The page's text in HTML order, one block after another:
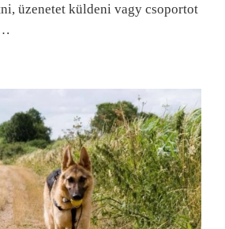
üzenetet küldeni vagy csoportot